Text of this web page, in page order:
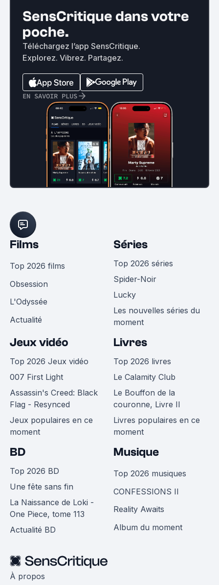
SensCritique dans votre
poche.
Téléchargez l’app SensCritique.
Explorez. Vibrez. Partagez.
EN SAVOIR PLUS
Films
Top 2026 films
Obsession
L'Odyssée
Actualité
Séries
Top 2026 séries
Spider-Noir
Lucky
Les nouvelles séries du
moment
Jeux vidéo
Top 2026 Jeux vidéo
007 First Light
Assassin's Creed: Black
Flag - Resynced
Jeux populaires en ce
moment
Livres
Top 2026 livres
Le Calamity Club
Le Bouffon de la
couronne, Livre II
Livres populaires en ce
moment
BD
Top 2026 BD
Une fête sans fin
La Naissance de Loki -
One Piece, tome 113
Actualité BD
Musique
Top 2026 musiques
CONFESSIONS II
Reality Awaits
Album du moment
À propos